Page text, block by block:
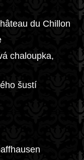
du Chillon
chaloupka,
šustí